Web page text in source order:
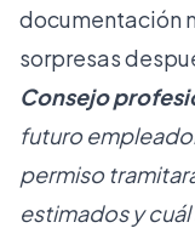
documentación
sorpresas
Consejo
futuro
permiso
estimados y